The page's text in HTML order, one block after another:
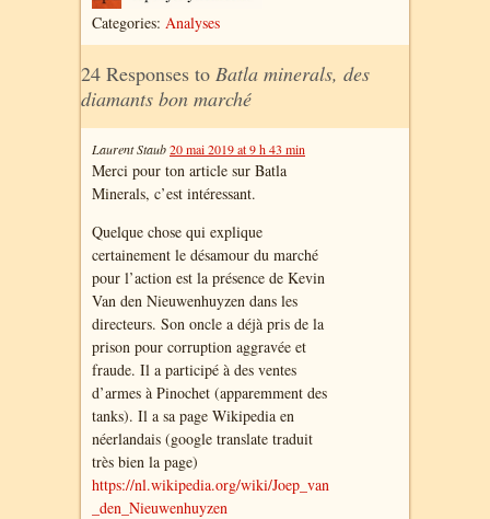
Categories: Analyses
24 Responses to Batla minerals, des
diamants bon marché
Laurent Staub20 mai 2019 at 9 h 43 min
Merci pour ton article sur Batla
Minerals, c’est intéressant.
Quelque chose qui explique
certainement le désamour du marché
pour l’action est la présence de Kevin
Van den Nieuwenhuyzen dans les
directeurs. Son oncle a déjà pris de la
prison pour corruption aggravée et
fraude. Il a participé à des ventes
d’armes à Pinochet (apparemment des
tanks). Il a sa page Wikipedia en
néerlandais (google translate traduit
très bien la page)
https://nl.wikipedia.org/wiki/Joep_van
_den_Nieuwenhuyzen